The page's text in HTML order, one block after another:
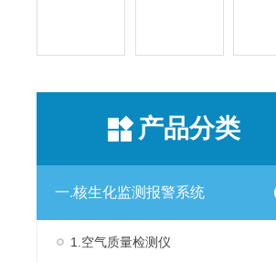
产品分类
一.核生化监测报警系统
1.空气质量检测仪